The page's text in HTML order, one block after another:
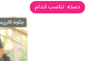
دسته: تناسب اندام